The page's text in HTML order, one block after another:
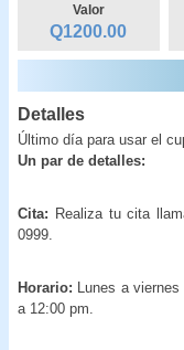
Valor
Q1200.00
Detalles
Último día para usar el
Un par de detalles:
Cita: Realiza tu cita
0999.
Horario: Lunes a
a 12:00 pm.